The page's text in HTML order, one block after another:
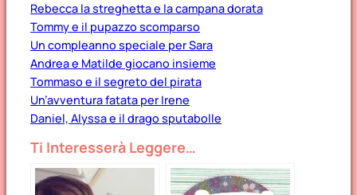
Rebecca la streghetta e la campana dorata
Tommy e il pupazzo scomparso
Un compleanno speciale per Sara
Andrea e Matilde giocano insieme
Tommaso e il segreto del pirata
Un’avventura fatata per Irene
Daniel, Alyssa e il drago sputabolle
Ti Interesserà Leggere…